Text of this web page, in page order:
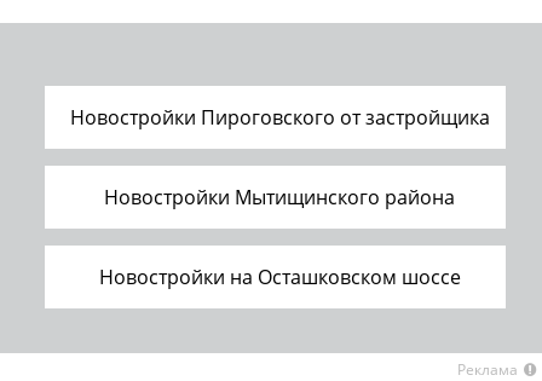
Новостройки Пироговского от застройщика
Новостройки Мытищинского района
Новостройки на Осташковском шоссе
Реклама